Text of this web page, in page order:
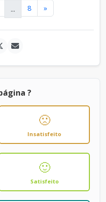
... 8 »
?
🙁
Insatisfeito
🙂
Satisfeito